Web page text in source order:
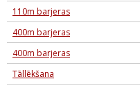
110m barjeras
400m barjeras
400m barjeras
Tāllēkšana